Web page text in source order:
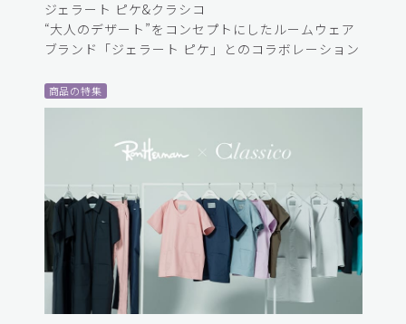
ジェラート ピケ&クラシコ
“大人のデザート”をコンセプトにしたルームウェア
ブランド「ジェラート ピケ」とのコラボレーション
商品の特集